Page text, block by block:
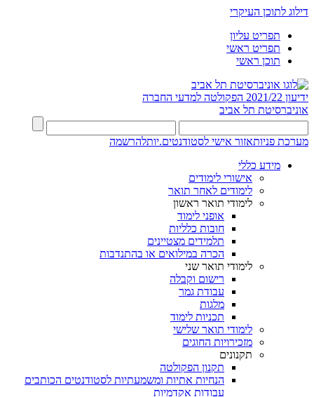
דילוג לתוכן העיקרי
תפריט עליון
תפריט ראשי
תוכן ראשי
ידיעון 2021/22
הפקולטה למדעי החברה
אוניברסיטת תל אביב
מערכת פניותאזור אישי לסטודנטים.יותלהרשמה
מידע כללי
אישורי לימודים
לימודים לאחר תואר
לימודי תואר ראשון
אופני לימוד
חובות כלליות
תלמידים מצטיינים
הכרה במילואים או בהתנדבות
לימודי תואר שני
רישום וקבלה
עבודת גמר
מלגות
תכניות לימוד
לימודי תואר שלישי
מזכירויות החוגים
תקנונים
תקנון הפקולטה
הנחיות אתיות ומשמעתיות לסטודנטים הכותבים
עבודות אקדמיות